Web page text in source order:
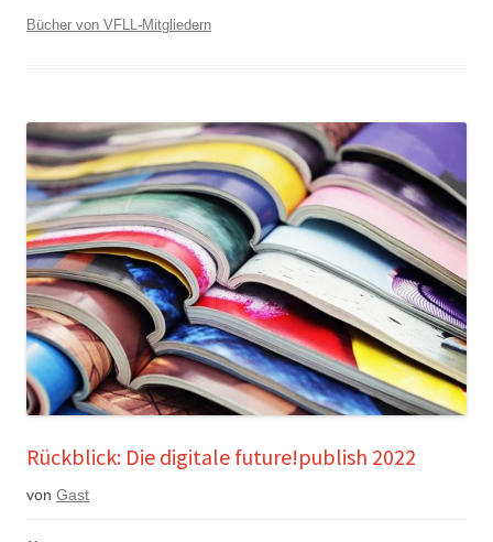
Bücher von VFLL-Mitgliedern
Rückblick: Die digitale future!publish 2022
von Gast